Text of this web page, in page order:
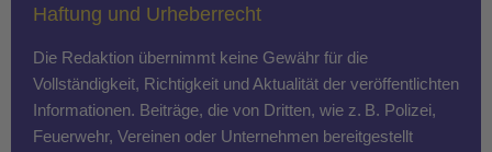
Haftung und Urheberrecht
Die Redaktion übernimmt keine Gewähr für die
Vollständigkeit, Richtigkeit und Aktualität der veröffentlichten
Informationen. Beiträge, die von Dritten, wie z. B. Polizei,
Feuerwehr, Vereinen oder Unternehmen bereitgestellt